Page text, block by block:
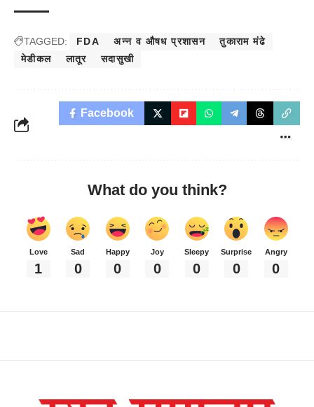
TAGGED: FDA अन्न व औषध प्रशासन
तुकाराम मंढे
मेडीकल
लातूर सदासुखी
Facebook
What do you think?
Love
1
Sad
0
Happy
0
Joy
0
Sleepy
0
Surprise
0
Angry
0